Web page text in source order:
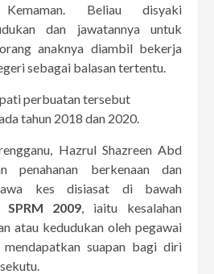
Beliau disyaki
dan jawatannya untuk
anaknya diambil bekerja
sebagai balasan tertentu.
perbuatan tersebut
tahun 2018 dan 2020.
Hazrul Shazreen Abd
penahanan berkenaan dan
kes disiasat di bawah
2009, iaitu kesalahan
atau kedudukan oleh pegawai
suapan bagi diri